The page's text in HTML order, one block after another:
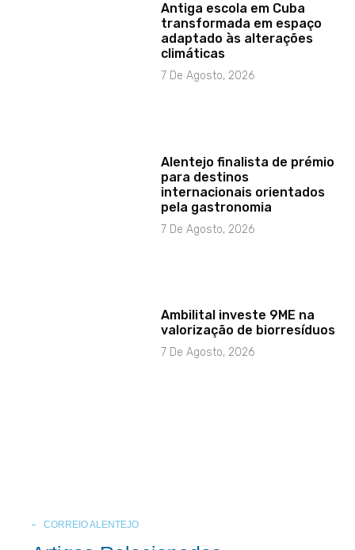
Antiga escola em Cuba
transformada em espaço
adaptado às alterações
climáticas
7 De Agosto, 2026
Alentejo finalista de prémio
para destinos
internacionais orientados
pela gastronomia
7 De Agosto, 2026
Ambilital investe 9ME na
valorização de biorresíduos
7 De Agosto, 2026
CORREIO ALENTEJO